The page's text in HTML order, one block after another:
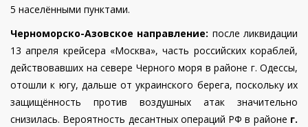
5 населёнными пунктами.
Черноморско-Азовское направление: после ликвидации
13 апреля крейсера «Москва», часть российских кораблей,
действовавших на севере Черного моря в районе г. Одессы,
отошли к югу, дальше от украинского берега, поскольку их
защищённость против воздушных атак значительно
снизилась. Вероятность десантных операций РФ в районе г.